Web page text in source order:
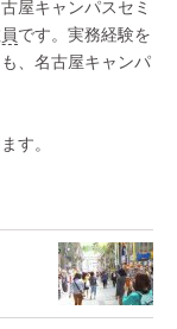
屋キャンパスセミ
です。実務経験を
、名古屋キャンパ
す。